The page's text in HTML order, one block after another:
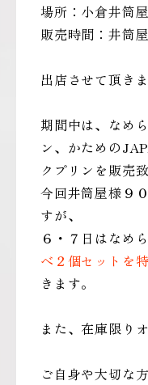
場所：小倉井筒
販売時間：井筒
出店させて頂きま
期間中は、なめ
ン、かための
クプリンを販売
今回井筒屋様９
すが、
６・７日はなめ
べ２個セットを
きます。
また、在庫限り
ご自身や大切な